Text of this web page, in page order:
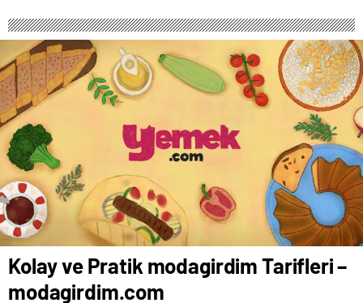
Kolay ve Pratik modagirdim Tarifleri –
modagirdim.com